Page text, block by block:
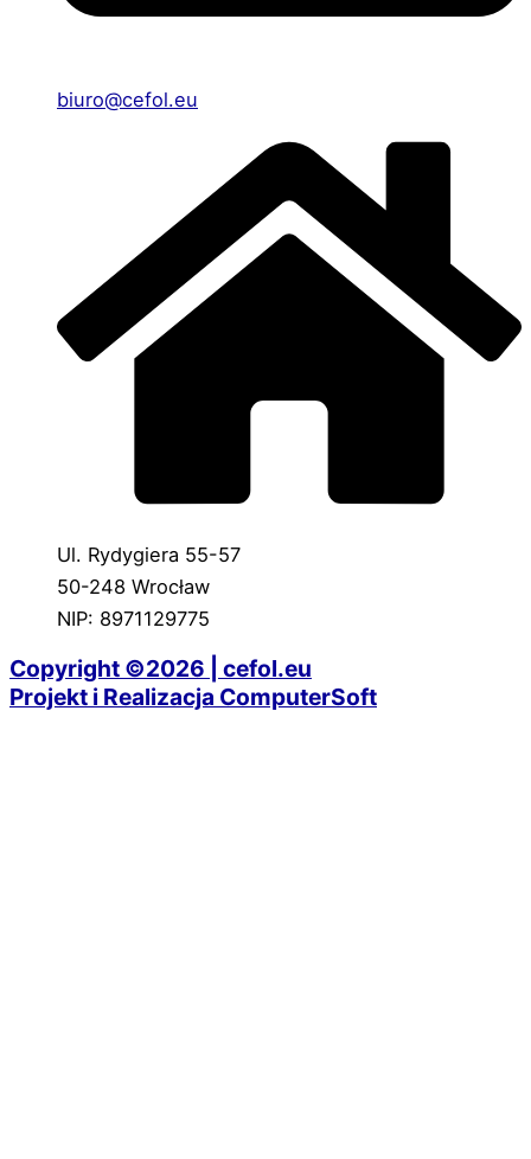
biuro@cefol.eu
Ul. Rydygiera 55-57
50-248 Wrocław
NIP: 8971129775
Copyright ©2026 | cefol.eu
Projekt i Realizacja ComputerSoft